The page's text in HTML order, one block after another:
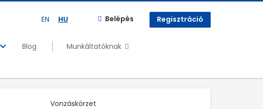
EN HU Belépés Regisztráció
Blog
Munkáltatóknak
Vonzáskörzet